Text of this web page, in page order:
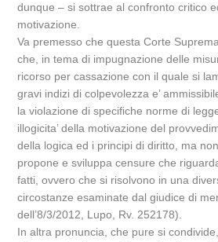
dunque – si sottrae al confronto critico
motivazione.
Va premesso che questa Corte
che, in tema di impugnazione delle
ricorso per cassazione con il quale si
gravi indizi di colpevolezza e’
la violazione di specifiche norme di
illogicita’ della motivazione del
della logica ed i principi di diritto, ma
propone e sviluppa censure che
fatti, ovvero che si risolvono in una
circostanze esaminate dal giudice di
dell’8/3/2012, Lupo, Rv. 252178).
In altra pronuncia, che pure si condivide,